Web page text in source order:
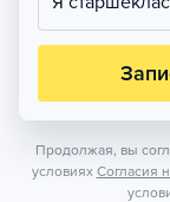
Продолжая, вы
условиях Согласия